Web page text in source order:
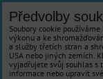
Předvolby
Soubory cookie
výkonu a ke
a služby třetích stran a
USA nebo jiných zemích.
vyjadřujete svůj souhlas s
informace nebo upravit